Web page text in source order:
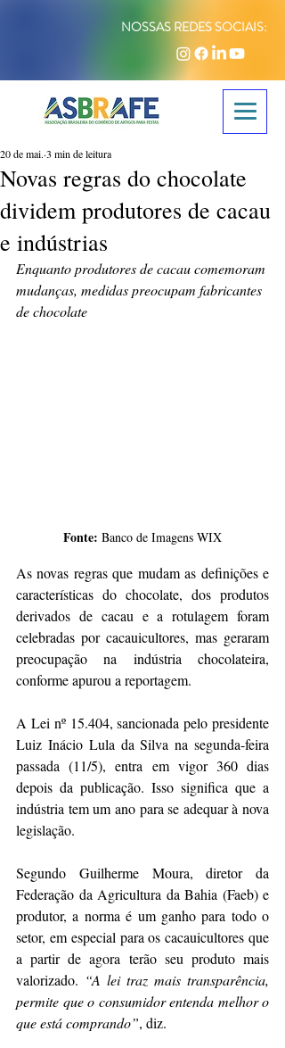
NOSSAS REDES SOCIAIS:
Novas regras do chocolate
dividem produtores de cacau
e indústrias
20 de mai. 3 min de leitura
Enquanto produtores de cacau comemoram
mudanças, medidas preocupam fabricantes
de chocolate
Fonte: Banco de Imagens WIX
As novas regras que mudam as definições e
características do chocolate, dos produtos
derivados de cacau e a rotulagem foram
celebradas por cacauicultores, mas geraram
preocupação na indústria chocolateira,
conforme apurou a reportagem.
A Lei nº 15.404, sancionada pelo presidente
Luiz Inácio Lula da Silva na segunda-feira
passada (11/5), entra em vigor 360 dias
depois da publicação. Isso significa que a
indústria tem um ano para se adequar à nova
legislação.
Segundo Guilherme Moura, diretor da
Federação da Agricultura da Bahia (Faeb) e
produtor, a norma é um ganho para todo o
setor, em especial para os cacauicultores que
a partir de agora terão seu produto mais
valorizado. “A lei traz mais transparência,
permite que o consumidor entenda melhor o
que está comprando”, diz.